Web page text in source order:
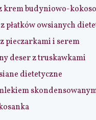
krem budyniowo-
płatków owsianych
pieczarkami i serem
deser z truskawkami
dietetyczne